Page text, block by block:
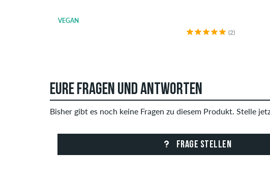
VEGAN
(2)
EURE FRAGEN UND ANTWORTEN
Bisher gibt es noch keine Fragen zu diesem Produkt. Stelle
FRAGE STELLEN